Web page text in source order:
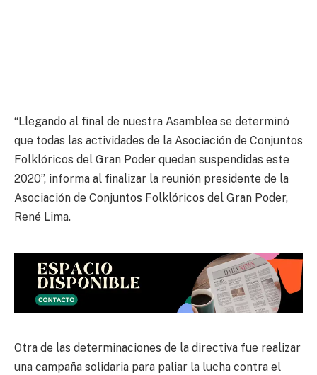
“Llegando al final de nuestra Asamblea se determinó
que todas las actividades de la Asociación de Conjuntos
Folklóricos del Gran Poder quedan suspendidas este
2020”, informa al finalizar la reunión presidente de la
Asociación de Conjuntos Folklóricos del Gran Poder,
René Lima.
Otra de las determinaciones de la directiva fue realizar
una campaña solidaria para paliar la lucha contra el